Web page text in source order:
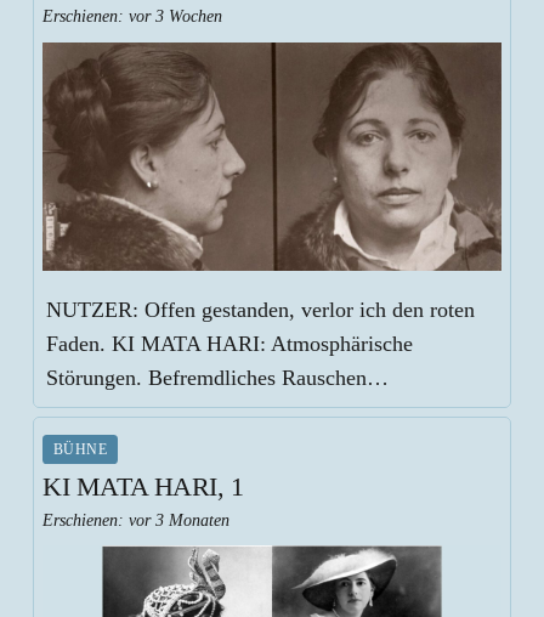
Erschienen:vor 3 Wochen
NUTZER: Offen gestanden, verlor ich den roten
Faden. KI MATA HARI: Atmosphärische
Störungen. Befremdliches Rauschen…
BÜHNE
KI MATA HARI, 1
Erschienen:vor 3 Monaten